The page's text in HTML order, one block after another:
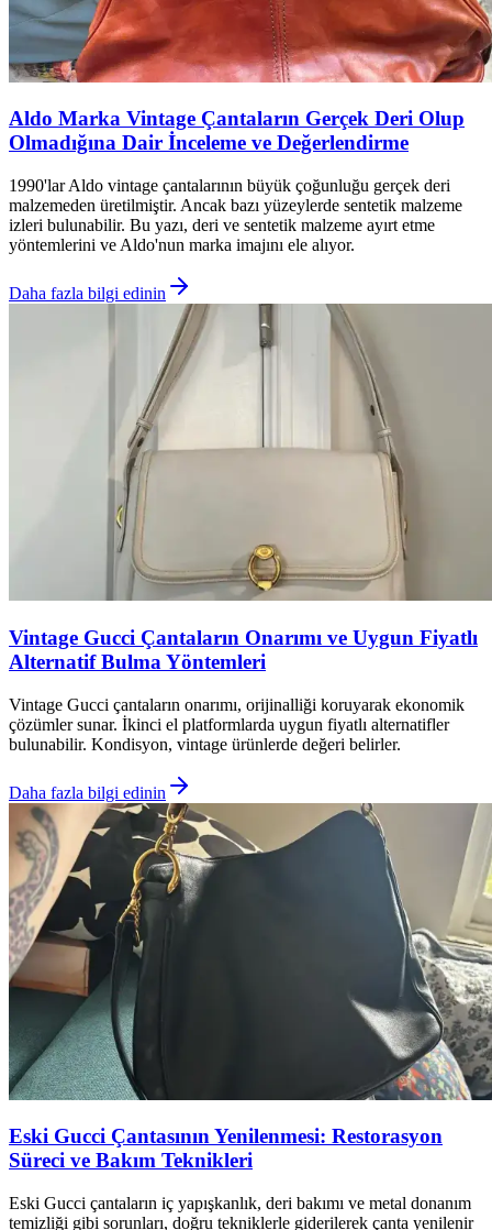
Aldo Marka Vintage Çantaların Gerçek Deri Olup
Olmadığına Dair İnceleme ve Değerlendirme
1990'lar Aldo vintage çantalarının büyük çoğunluğu gerçek deri
malzemeden üretilmiştir. Ancak bazı yüzeylerde sentetik malzeme
izleri bulunabilir. Bu yazı, deri ve sentetik malzeme ayırt etme
yöntemlerini ve Aldo'nun marka imajını ele alıyor.
Daha fazla bilgi edinin
Vintage Gucci Çantaların Onarımı ve Uygun Fiyatlı
Alternatif Bulma Yöntemleri
Vintage Gucci çantaların onarımı, orijinalliği koruyarak ekonomik
çözümler sunar. İkinci el platformlarda uygun fiyatlı alternatifler
bulunabilir. Kondisyon, vintage ürünlerde değeri belirler.
Daha fazla bilgi edinin
Eski Gucci Çantasının Yenilenmesi: Restorasyon
Süreci ve Bakım Teknikleri
Eski Gucci çantaların iç yapışkanlık, deri bakımı ve metal donanım
temizliği gibi sorunları, doğru tekniklerle giderilerek çanta yenilenir